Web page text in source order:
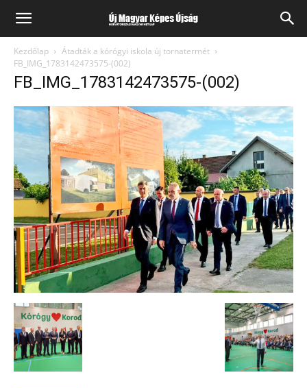
Kezdőlap
Átadták a kórógyi iskola új tornatermét
FB_IMG_1783142473575-(002)
FB_IMG_1783142473575-(002)